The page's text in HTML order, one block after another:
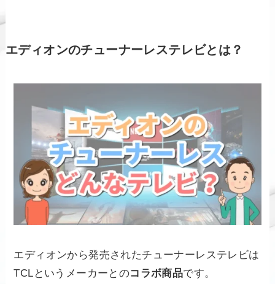
エディオンのチューナーレステレビとは？
エディオンから発売されたチューナーレステレビは
TCLというメーカーとのコラボ商品です。